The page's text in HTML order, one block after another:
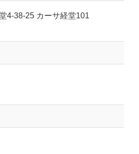
4-38-25 カーサ経堂101